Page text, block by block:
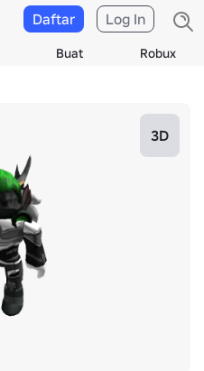
Buat Robux
Daftar Log In
3D